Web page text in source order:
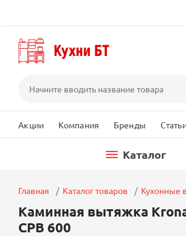
Акции Компания Бренды
Каталог
Главная Каталог товаров Кухонные
Каминная вытяжка
CPB 600